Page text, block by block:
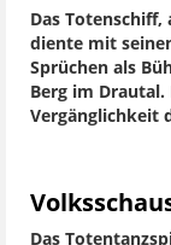
Das
diente mit
Sprüchen als
Berg im
Vergänglichkeit
Das